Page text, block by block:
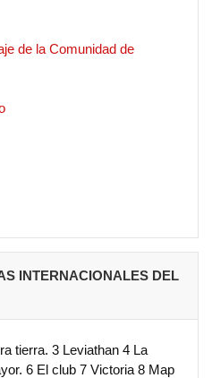
de la Comunidad de
INTERNACIONALES DEL
tierra. 3 Leviathan 4 La
6 El club 7 Victoria 8 Map